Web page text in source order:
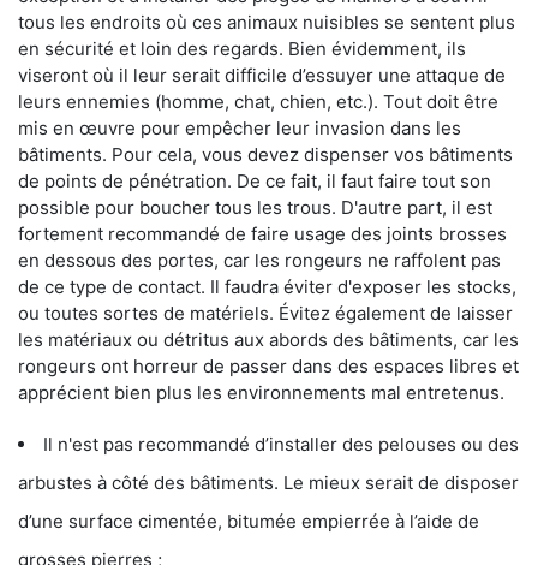
tous les endroits où ces animaux nuisibles se sentent plus
en sécurité et loin des regards. Bien évidemment, ils
viseront où il leur serait difficile d’essuyer une attaque de
leurs ennemies (homme, chat, chien, etc.). Tout doit être
mis en œuvre pour empêcher leur invasion dans les
bâtiments. Pour cela, vous devez dispenser vos bâtiments
de points de pénétration. De ce fait, il faut faire tout son
possible pour boucher tous les trous. D'autre part, il est
fortement recommandé de faire usage des joints brosses
en dessous des portes, car les rongeurs ne raffolent pas
de ce type de contact. Il faudra éviter d'exposer les stocks,
ou toutes sortes de matériels. Évitez également de laisser
les matériaux ou détritus aux abords des bâtiments, car les
rongeurs ont horreur de passer dans des espaces libres et
apprécient bien plus les environnements mal entretenus.
Il n'est pas recommandé d’installer des pelouses ou des
arbustes à côté des bâtiments. Le mieux serait de disposer
d’une surface cimentée, bitumée empierrée à l’aide de
grosses pierres ;